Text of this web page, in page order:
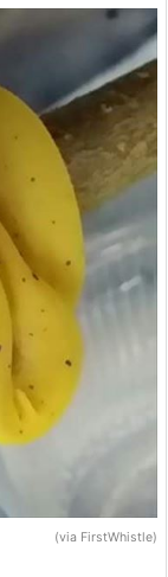
(via FirstWhistle)